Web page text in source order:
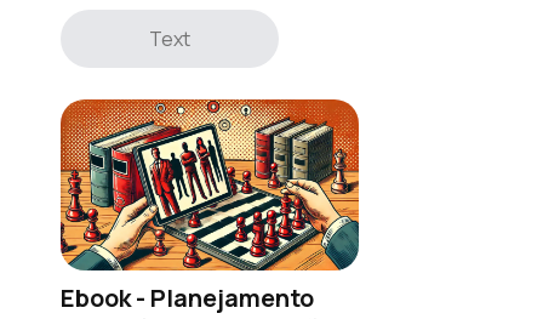
Text
Ebook - Planejamento